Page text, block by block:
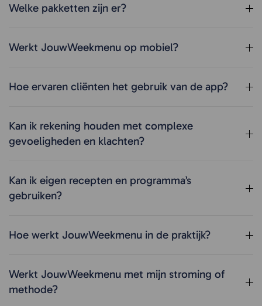
Welke pakketten zijn er?
Werkt JouwWeekmenu op mobiel?
Hoe ervaren cliënten het gebruik van de app?
Kan ik rekening houden met complexe
gevoeligheden en klachten?
Kan ik eigen recepten en programma’s
gebruiken?
Hoe werkt JouwWeekmenu in de praktijk?
Werkt JouwWeekmenu met mijn stroming of
methode?